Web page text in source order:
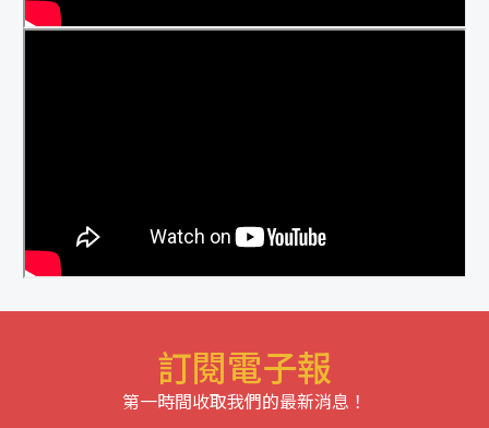
訂閱電子報
第一時間收取我們的最新消息！